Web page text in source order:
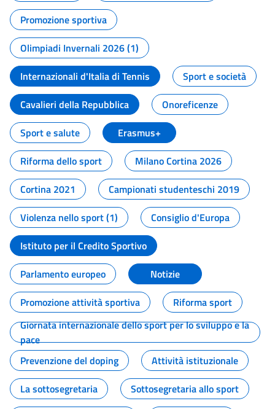
Promozione sportiva
Olimpiadi Invernali 2026 (1)
Internazionali d'Italia di Tennis
Sport e società
Cavalieri della Repubblica
Onoreficenze
Sport e salute
Erasmus+
Riforma dello sport
Milano Cortina 2026
Cortina 2021
Campionati studenteschi 2019
Violenza nello sport (1)
Consiglio d'Europa
Istituto per il Credito Sportivo
Parlamento europeo
Notizie
Promozione attività sportiva
Riforma sport
Giornata internazionale dello sport per lo sviluppo e la
pace
Prevenzione del doping
Attività istituzionale
La sottosegretaria
Sottosegretaria allo sport